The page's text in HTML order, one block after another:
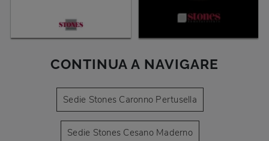
CONTINUA A NAVIGARE
Sedie Stones Caronno Pertusella
Sedie Stones Cesano Maderno